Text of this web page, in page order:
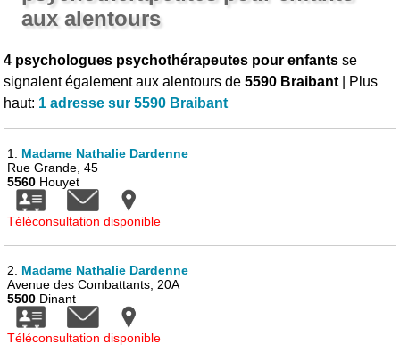
aux alentours
4 psychologues psychothérapeutes pour enfants se
signalent également aux alentours de5590 Braibant | Plus
haut: 1 adresse sur 5590 Braibant
1. Madame Nathalie Dardenne
Rue Grande, 45
5560 Houyet
Téléconsultation disponible
2. Madame Nathalie Dardenne
Avenue des Combattants, 20A
5500 Dinant
Téléconsultation disponible